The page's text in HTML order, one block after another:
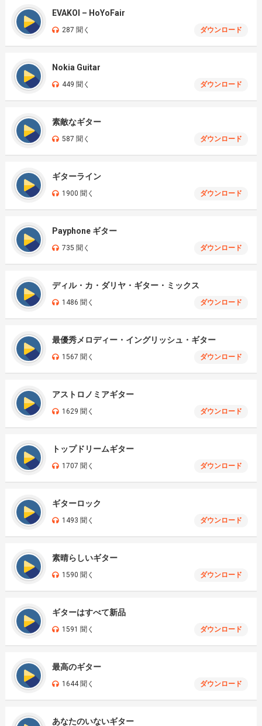
EVAKOI – HoYoFair
287 聞く ダウンロード
Nokia Guitar
449 聞く ダウンロード
素敵なギター
587 聞く ダウンロード
ギターライン
1900 聞く ダウンロード
Payphone ギター
735 聞く ダウンロード
ディル・カ・ダリヤ・ギター・ミックス
1486 聞く ダウンロード
最優秀メロディー・イングリッシュ・ギター
1567 聞く ダウンロード
アストロノミアギター
1629 聞く ダウンロード
トップドリームギター
1707 聞く ダウンロード
ギターロック
1493 聞く ダウンロード
素晴らしいギター
1590 聞く ダウンロード
ギターはすべて新品
1591 聞く ダウンロード
最高のギター
1644 聞く ダウンロード
あなたのいないギター